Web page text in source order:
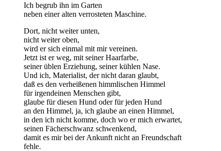
Ich begrub ihn im Garten
neben einer alten verrosteten Maschine.
Dort, nicht weiter unten,
nicht weiter oben,
wird er sich einmal mit mir vereinen.
Jetzt ist er weg, mit seiner Haarfarbe,
seiner üblen Erziehung, seiner kühlen Nase.
Und ich, Materialist, der nicht daran glaubt,
daß es den verheißenen himmlischen Himmel
für irgendeinen Menschen gibt,
glaube für diesen Hund oder für jeden Hund
an den Himmel, ja, ich glaube an einen Himmel,
in den ich nicht komme, doch wo er mich erwartet,
seinen Fächerschwanz schwenkend,
damit es mir bei der Ankunft nicht an Freundschaft
fehle.